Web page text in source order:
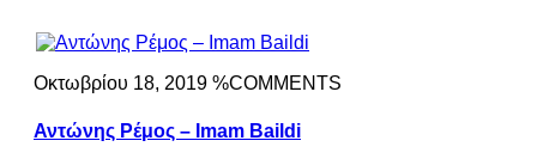
Οκτωβρίου 18, 2019 %COMMENTS
Αντώνης Ρέμος – Imam Baildi